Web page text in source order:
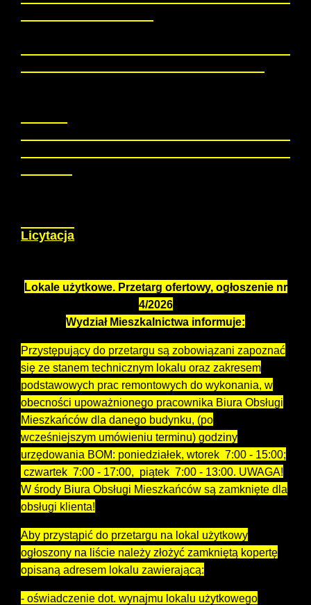
Licytacja
Lokale użytkowe. Przetarg ofertowy, ogłoszenie nr
4/2026
Wydział Mieszkalnictwa informuje:
Przystępujący do przetargu są zobowiązani zapoznać
się ze stanem technicznym lokalu oraz zakresem
podstawowych prac remontowych do wykonania, w
obecności upoważnionego pracownika Biura Obsługi
Mieszkańców dla danego budynku, (po
wcześniejszym umówieniu terminu) godziny
urzędowania BOM: poniedziałek, wtorek 7:00 - 15:00;
czwartek 7:00 - 17:00, piątek 7:00 - 13:00. UWAGA!
W środy Biura Obsługi Mieszkańców są zamknięte dla
obsługi klienta!
Aby przystąpić do przetargu na lokal użytkowy
ogłoszony na liście należy złożyć zamkniętą kopertę
opisaną adresem lokalu zawierającą:
- oświadczenie dot. wynajmu lokalu użytkowego